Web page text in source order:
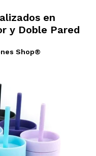
en
y Doble Pared
Shop®